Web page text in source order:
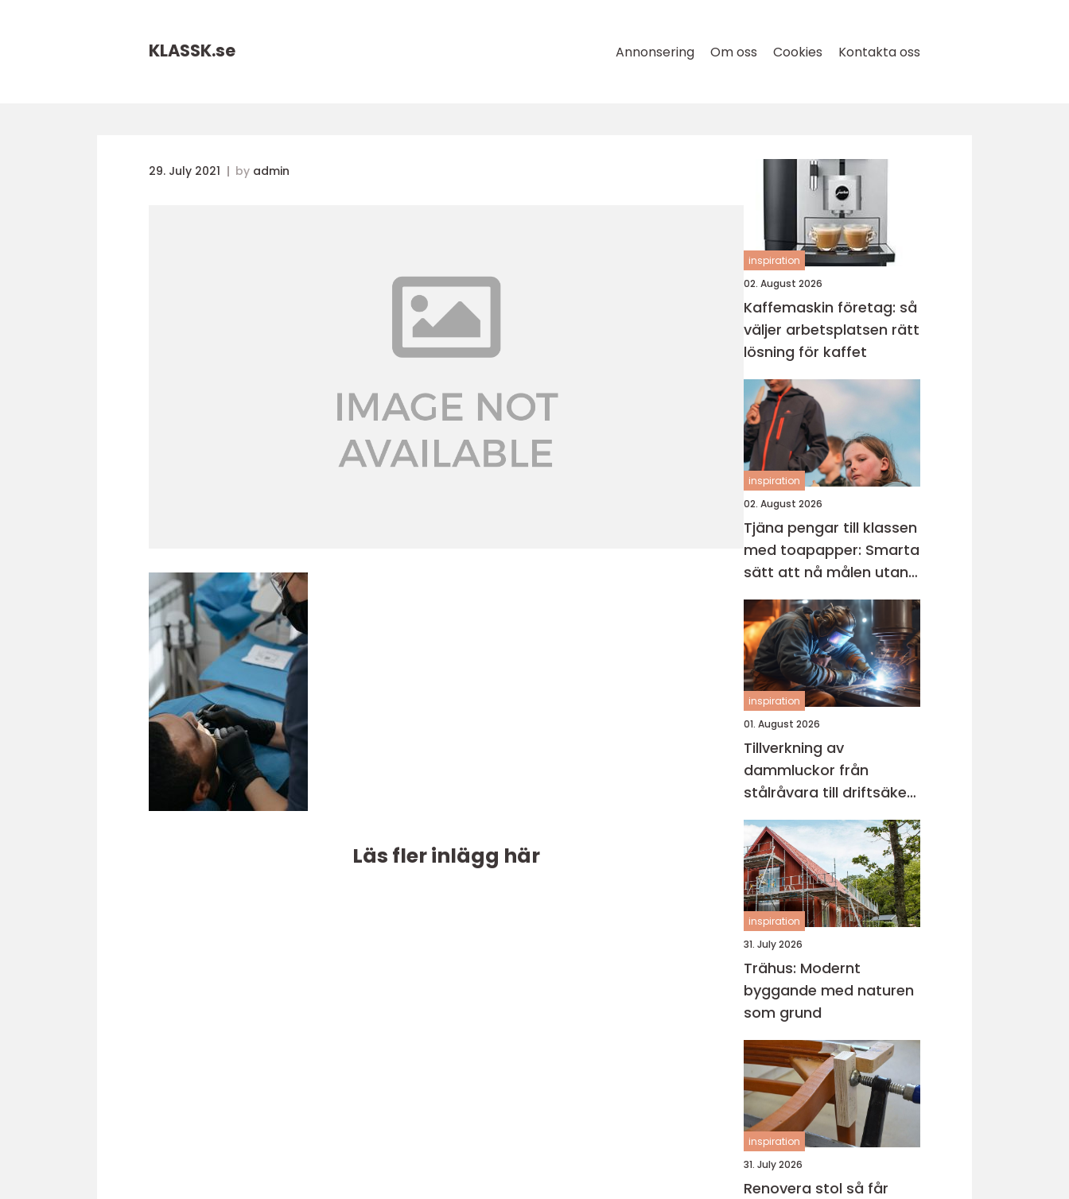
KLASSK.se Annonsering Om oss Cookies Kontakta oss
29. July 2021 by admin
Läs fler inlägg här
inspiration
02. August 2026
Kaffemaskin företag: så
väljer arbetsplatsen rätt
lösning för kaffet
inspiration
02. August 2026
Tjäna pengar till klassen
med toapapper: Smarta
sätt att nå målen utan
stress
inspiration
01. August 2026
Tillverkning av
dammluckor från
stålråvara till driftsäker
vattenkontroll
inspiration
31. July 2026
Trähus: Modernt
byggande med naturen
som grund
inspiration
31. July 2026
Renovera stol så får